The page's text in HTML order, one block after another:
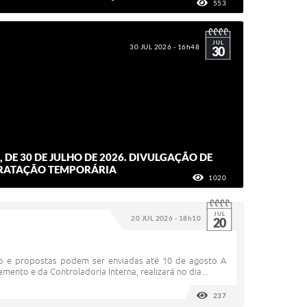
553
30 JUL 2026 - 16h48 JUL
30
30 DE JULHO DE 2026. DIVULGAÇÃO DE
TEMPORÁRIA
1020
20 JUL 2026 - 18h10 JUL
20
e propostas podem ser enviadas até 10 de agosto A
e da Controladoria Interna, realizará no dia...
237